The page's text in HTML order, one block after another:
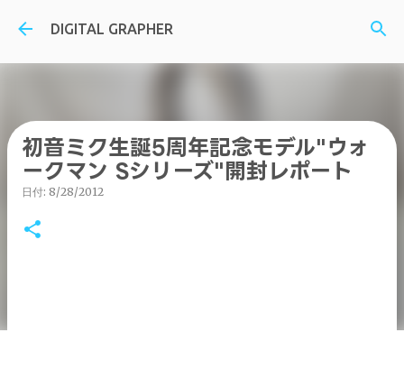
スキップしてメイン コンテンツに移動
DIGITAL GRAPHER
初音ミク生誕5周年記念モデル"ウォ
ークマン Sシリーズ"開封レポート
日付: 8/28/2012